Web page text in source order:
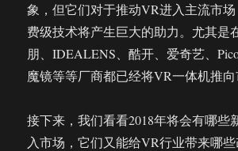
象，但它们对于推动VR进入主流市
费级技术将产生巨大的助力。尤其是
朋、IDEALENS、酷开、爱奇艺、
魔镜等等厂商都已经将VR一体机推向
接下来，我们看看2018年将会有哪些
入市场，它们又能给VR行业带来哪些